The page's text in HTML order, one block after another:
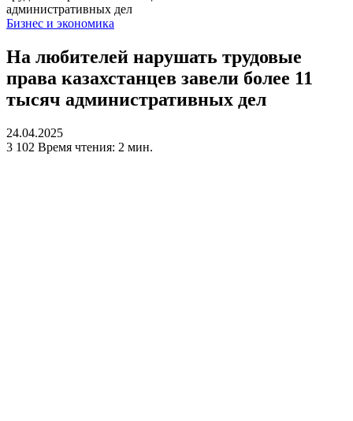
административных дел
Бизнес и экономика
На любителей нарушать трудовые
права казахстанцев завели более 11
тысяч административных дел
24.04.2025
3 102 Время чтения: 2 мин.